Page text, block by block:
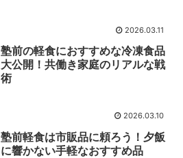
2026.03.11
塾前の軽食におすすめな冷凍食品
大公開！共働き家庭のリアルな戦
術
2026.03.10
塾前軽食は市販品に頼ろう！夕飯
に響かない手軽なおすすめ品